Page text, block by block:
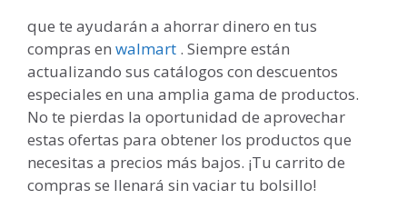
que te ayudarán a ahorrar dinero en tus
compras en walmart . Siempre están
actualizando sus catálogos con descuentos
especiales en una amplia gama de productos.
No te pierdas la oportunidad de aprovechar
estas ofertas para obtener los productos que
necesitas a precios más bajos. ¡Tu carrito de
compras se llenará sin vaciar tu bolsillo!